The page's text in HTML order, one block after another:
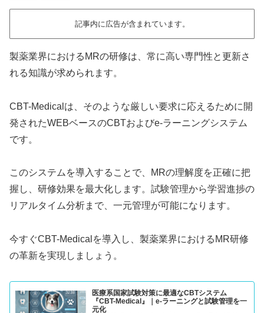
記事内に広告が含まれています。
製薬業界におけるMRの研修は、常に高い専門性と更新さ
れる知識が求められます。
CBT-Medicalは、そのような厳しい要求に応えるために開
発されたWEBベースのCBTおよびe-ラーニングシステム
です。
このシステムを導入することで、MRの理解度を正確に把
握し、研修効果を最大化します。試験管理から学習進捗の
リアルタイム分析まで、一元管理が可能になります。
今すぐCBT-Medicalを導入し、製薬業界におけるMR研修
の革新を実現しましょう。
医療系国家試験対策に最適なCBTシステム
『CBT-Medical』｜e-ラーニングと試験管理を一
元化